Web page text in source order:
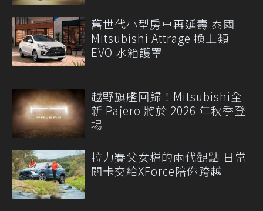
舊世代小型房車再延壽 泰國
Mitsubishi Attrage 換上類
EVO 水箱護罩
越野旗艦回歸！Mitsubishi全
新 Pajero 將於 2026 年秋季登
場
拉力賽父女檔的兩代觀點 日常
關卡交給XForce陪你跨越